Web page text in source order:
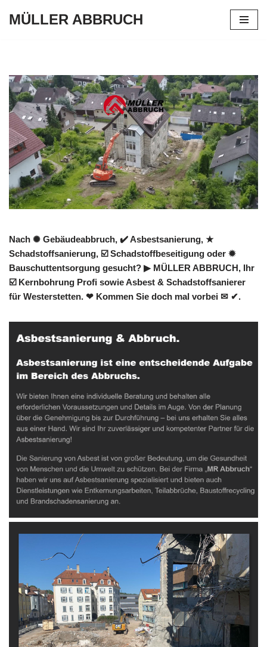
MÜLLER ABBRUCH
Nach ✺ Gebäudeabbruch, ✔️ Asbestsanierung, ★
Schadstoffsanierung, ☑️ Schadstoffbeseitigung oder ✹
Bauschuttentsorgung gesucht? ▶︎ MÜLLER ABBRUCH, Ihr
☑️ Kernbohrung Profi sowie Asbest & Schadstoffsanierer
für Westerstetten. ❤ Kommen Sie doch mal vorbei ✉ ✔.